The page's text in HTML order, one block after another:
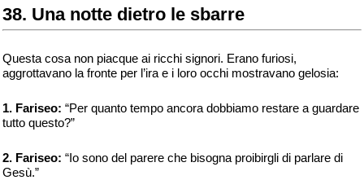
38. Una notte dietro le sbarre
Questa cosa non piacque ai ricchi signori. Erano furiosi,
aggrottavano la fronte per l’ira e i loro occhi mostravano gelosia:
1. Fariseo: “Per quanto tempo ancora dobbiamo restare a guardare
tutto questo?”
2. Fariseo: “Io sono del parere che bisogna proibirgli di parlare di
Gesù.”